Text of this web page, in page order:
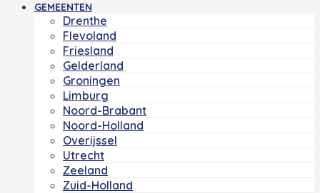
GEMEENTEN
Drenthe
Flevoland
Friesland
Gelderland
Groningen
Limburg
Noord-Brabant
Noord-Holland
Overijssel
Utrecht
Zeeland
Zuid-Holland